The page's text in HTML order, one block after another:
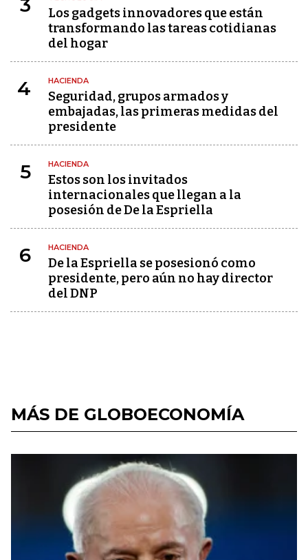
3
Los gadgets innovadores que están
transformando las tareas cotidianas
del hogar
4 HACIENDA
Seguridad, grupos armados y
embajadas, las primeras medidas del
presidente
5 HACIENDA
Estos son los invitados
internacionales que llegan a la
posesión de De la Espriella
6 HACIENDA
De la Espriella se posesionó como
presidente, pero aún no hay director
del DNP
MÁS DE GLOBOECONOMÍA